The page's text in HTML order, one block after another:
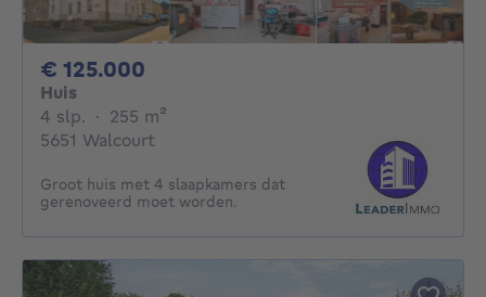
€ 125.000
Huis
4 slp. 4 slaapkamers
· 255 m²
5651 Walcourt
Groot huis met 4 slaapkamers dat
gerenoveerd moet worden.